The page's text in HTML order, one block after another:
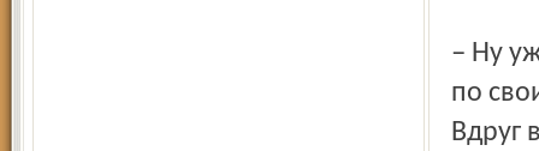
– Ну уж извините. Несколько лет назад лично я под вечер
по
Вдруг